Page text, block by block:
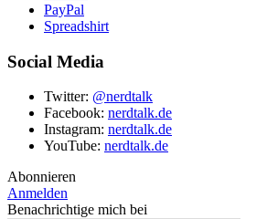
PayPal
Spreadshirt
Social Media
Twitter: @nerdtalk
Facebook: nerdtalk.de
Instagram: nerdtalk.de
YouTube: nerdtalk.de
Abonnieren
Anmelden
Benachrichtige mich bei